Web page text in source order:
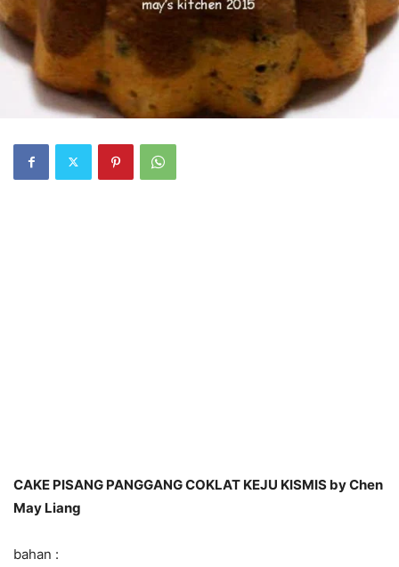
CAKE PISANG PANGGANG COKLAT KEJU KISMIS by Chen
May Liang
bahan :